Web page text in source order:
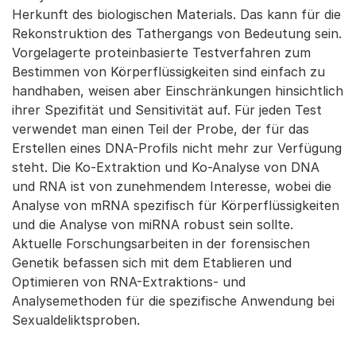
Herkunft des biologischen Materials. Das kann für die
Rekonstruktion des Tathergangs von Bedeutung sein.
Vorgelagerte proteinbasierte Testverfahren zum
Bestimmen von Körperflüssigkeiten sind einfach zu
handhaben, weisen aber Einschränkungen hinsichtlich
ihrer Spezifität und Sensitivität auf. Für jeden Test
verwendet man einen Teil der Probe, der für das
Erstellen eines DNA-Profils nicht mehr zur Verfügung
steht. Die Ko-Extraktion und Ko-Analyse von DNA
und RNA ist von zunehmendem Interesse, wobei die
Analyse von mRNA spezifisch für Körperflüssigkeiten
und die Analyse von miRNA robust sein sollte.
Aktuelle Forschungsarbeiten in der forensischen
Genetik befassen sich mit dem Etablieren und
Optimieren von RNA-Extraktions- und
Analysemethoden für die spezifische Anwendung bei
Sexualdeliktsproben.